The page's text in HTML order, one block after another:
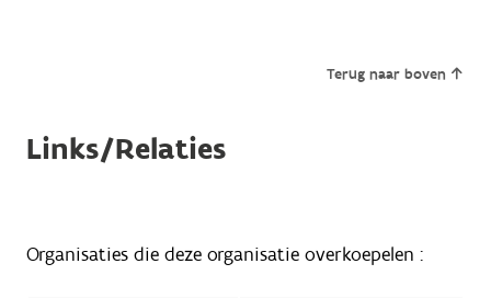
Terug naar boven
Links/Relaties
Organisaties die deze organisatie overkoepelen :